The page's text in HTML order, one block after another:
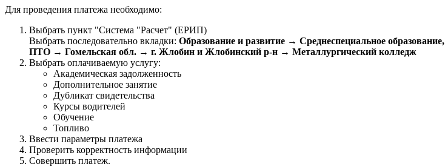
Для проведения платежа необходимо:
Выбрать пункт "Система "Расчет" (ЕРИП)
Выбрать последовательно вкладки: Образование и развитие → Среднеспециальное образование,
ПТО → Гомельская обл. → г. Жлобин и Жлобинский р-н → Металлургический колледж
Выбрать оплачиваемую услугу:
Академическая задолженность
Дополнительное занятие
Дубликат свидетельства
Курсы водителей
Обучение
Топливо
Ввести параметры платежа
Проверить корректность информации
Совершить платеж.